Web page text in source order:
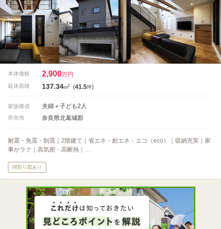
本体価格 2,900万円
延床面積 137.34m2 (41.5坪)
家族構成 夫婦＋子ども2人
所在地 奈良県北葛城郡
耐震・免震・制震｜2階建て｜省エネ・創エネ・エコ（eco）｜収納充実｜家
事がラク｜高気密・高断熱｜…
間取り図あり